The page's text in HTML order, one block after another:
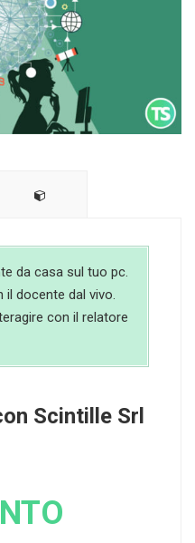
da casa sul tuo pc.
docente dal vivo.
con il relatore
Scintille Srl